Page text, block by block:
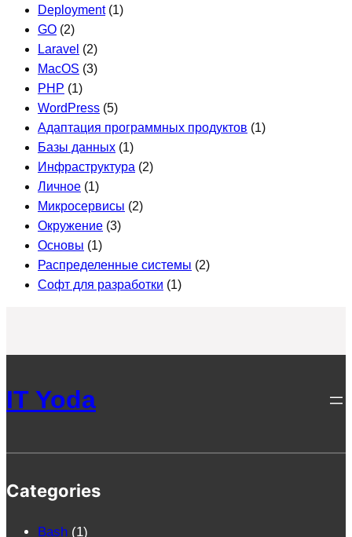
Deployment(1)
GO (2)
Laravel (2)
MacOS (3)
PHP (1)
WordPress (5)
Адаптация программных продуктов (1)
Базы данных (1)
Инфраструктура (2)
Личное (1)
Микросервисы (2)
Окружение (3)
Основы (1)
Распределенные системы (2)
Софт для разработки (1)
IT Yoda
Categories
Bash (1)